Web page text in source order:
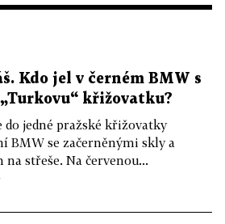
Kdo jel v černém BMW s
křižovatku?
do jedné pražské křižovatky
BMW se začerněnými skly a
střeše. Na červenou...